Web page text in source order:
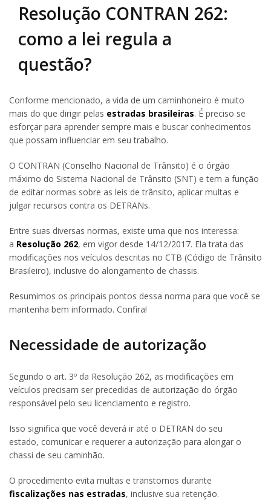
Resolução CONTRAN 262:
como a lei regula a
questão?
Conforme mencionado, a vida de um caminhoneiro é muito
mais do que dirigir pelas estradas brasileiras. É preciso se
esforçar para aprender sempre mais e buscar conhecimentos
que possam influenciar em seu trabalho.
O CONTRAN (Conselho Nacional de Trânsito) é o órgão
máximo do Sistema Nacional de Trânsito (SNT) e tem a função
de editar normas sobre as leis de trânsito, aplicar multas e
julgar recursos contra os DETRANs.
Entre suas diversas normas, existe uma que nos interessa:
a Resolução 262, em vigor desde 14/12/2017. Ela trata das
modificações nos veículos descritas no CTB (Código de Trânsito
Brasileiro), inclusive do alongamento de chassis.
Resumimos os principais pontos dessa norma para que você se
mantenha bem informado. Confira!
Necessidade de autorização
Segundo o art. 3º da Resolução 262, as modificações em
veículos precisam ser precedidas de autorização do órgão
responsável pelo seu licenciamento e registro.
Isso significa que você deverá ir até o DETRAN do seu
estado, comunicar e requerer a autorização para alongar o
chassi de seu caminhão.
O procedimento evita multas e transtornos durante
fiscalizações nas estradas, inclusive sua retenção.